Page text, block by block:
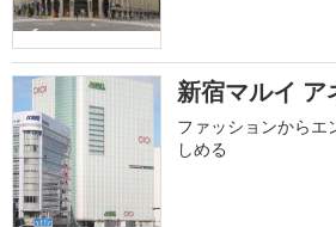
新宿マルイ ア
ファッションからエ
しめる